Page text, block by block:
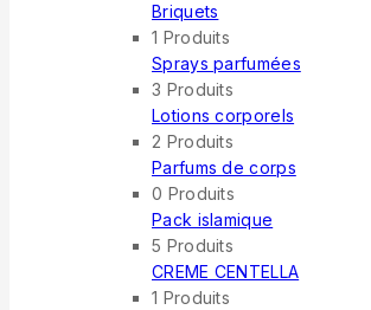
Briquets
1 Produits
Sprays parfumées
3 Produits
Lotions corporels
2 Produits
Parfums de corps
0 Produits
Pack islamique
5 Produits
CREME CENTELLA
1 Produits